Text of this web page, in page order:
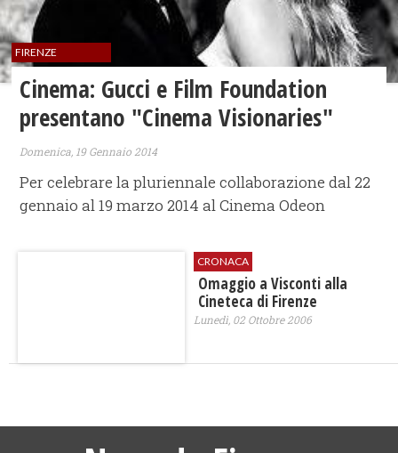
FIRENZE
Cinema: Gucci e Film Foundation
presentano "Cinema Visionaries"
Domenica, 19 Gennaio 2014
Per celebrare la pluriennale collaborazione dal 22
gennaio al 19 marzo 2014 al Cinema Odeon
CRONACA
Omaggio a Visconti alla
Cineteca di Firenze
Lunedì, 02 Ottobre 2006